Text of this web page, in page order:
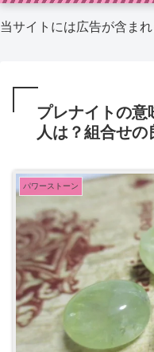
当サイトには広告が含まれ
プレナイトの意
人は？組合せの
パワーストーン